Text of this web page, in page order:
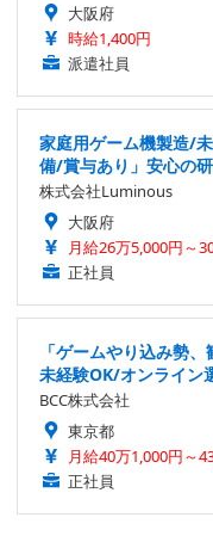
大阪府
時給1,400円
派遣社員
家庭用ゲーム機製造/
備/賞与あり」安心の
株式会社Luminous
大阪府
月給26万5,000円～
正社員
「ゲームやり込み勢
未経験OK/オンライン
BCC株式会社
東京都
月給40万1,000円～
正社員